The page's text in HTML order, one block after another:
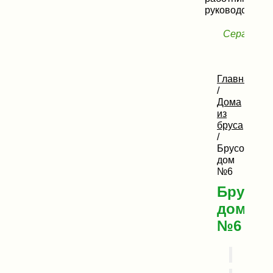
руководству!»
Сергей,
Главная
/
Дома
из
бруса
/
Брусовой
дом
№6
дом
№6